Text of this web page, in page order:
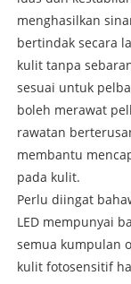
menghasilkan
bertindak secara
kulit tanpa
sesuai untuk
boleh merawat
rawatan
membantu
pada kulit.
Perlu diingat
LED mempunyai
semua kumpulan
kulit fotosensitif